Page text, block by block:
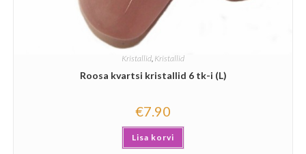
Kristallid, Kristallid
Roosa kvartsi kristallid 6 tk-i (L)
€7.90
Lisa korvi